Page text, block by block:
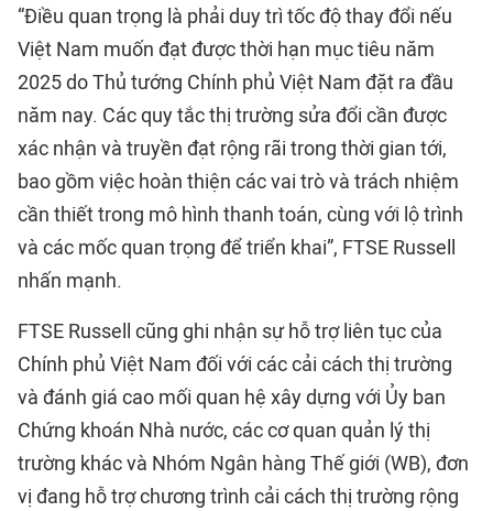
“Điều quan trọng là phải duy trì tốc độ thay đổi nếu
Việt Nam muốn đạt được thời hạn mục tiêu năm
2025 do Thủ tướng Chính phủ Việt Nam đặt ra đầu
năm nay. Các quy tắc thị trường sửa đổi cần được
xác nhận và truyền đạt rộng rãi trong thời gian tới,
bao gồm việc hoàn thiện các vai trò và trách nhiệm
cần thiết trong mô hình thanh toán, cùng với lộ trình
và các mốc quan trọng để triển khai”, FTSE Russell
nhấn mạnh.
FTSE Russell cũng ghi nhận sự hỗ trợ liên tục của
Chính phủ Việt Nam đối với các cải cách thị trường
và đánh giá cao mối quan hệ xây dựng với Ủy ban
Chứng khoán Nhà nước, các cơ quan quản lý thị
trường khác và Nhóm Ngân hàng Thế giới (WB), đơn
vị đang hỗ trợ chương trình cải cách thị trường rộng